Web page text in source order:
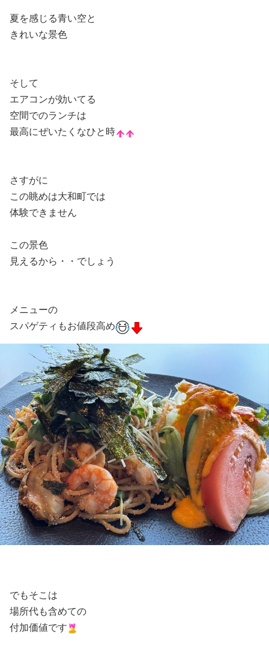
夏を感じる青い空と
きれいな景色
そして
エアコンが効いてる
空間でのランチは
最高にぜいたくなひと時
さすがに
この眺めは大和町では
体験できません
この景色
見えるから・・でしょう
メニューの
スパゲティもお値段高め
でもそこは
場所代も含めての
付加価値です